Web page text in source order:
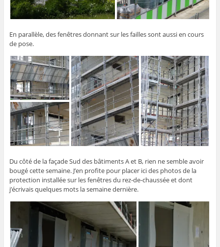
En parallèle, des fenêtres donnant sur les failles sont aussi en cours
de pose.
Du côté de la façade Sud des bâtiments A et B, rien ne semble avoir
bougé cette semaine. J’en profite pour placer ici des photos de la
protection installée sur les fenêtres du rez-de-chaussée et dont
j’écrivais quelques mots la semaine dernière.